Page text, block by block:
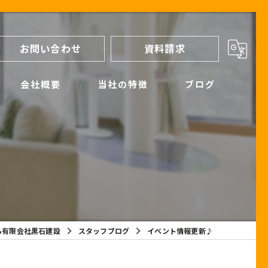
お問い合わせ 資料請求
会社概要 当社の特徴
間取り
断熱
ブログ
スタッフブログ
限会社黒石建設 スタッフブログ イベント情報更新♪